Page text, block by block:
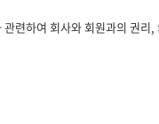
련하여 회사와 회원과의 권